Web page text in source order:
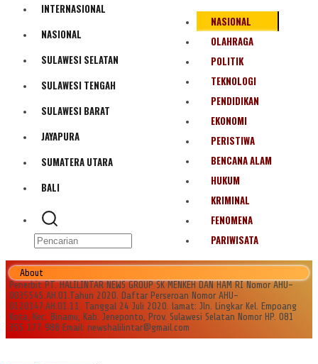
Politik
Olahraga
Bencana Alam
INTERNASIONAL
NASIONAL
SULAWESI SELATAN
SULAWESI TENGAH
SULAWESI BARAT
JAYAPURA
SUMATERA UTARA
BALI
NASIONAL
OLAHRAGA
POLITIK
TEKNOLOGI
PENDIDIKAN
EKONOMI
PERISTIWA
BENCANA ALAM
HUKUM
KRIMINAL
FENOMENA
PARIWISATA
About
Penerbit PT. HALILINTAR NEWS GROUP SK MENKEH DAN HAM RI Nomor AHU-
0035545.AH.01.Tahun 2020. Daftar Perseroan Nomor AHU-
0120147.AH.01.11. Tanggal 24 Juli 2020. lamat: Jln. Lingkar Kel. Empoang
Kota, Kec. Binamu, Kab. Jeneponto, Prov. Sulawesi Selatan Nomor HP. 081
355 177 988 Email: newshalilintar@gmail.com